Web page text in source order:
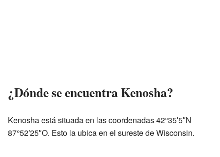
¿Dónde se encuentra Kenosha?
Kenosha está situada en las coordenadas 42°35′5″N
87°52′25″O. Esto la ubica en el sureste de Wisconsin.